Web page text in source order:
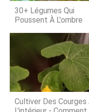
30+ Légumes Qui
Poussent À L'ombre
Cultiver Des Courges